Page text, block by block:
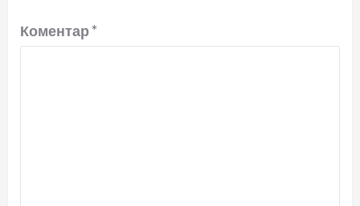
Коментар*